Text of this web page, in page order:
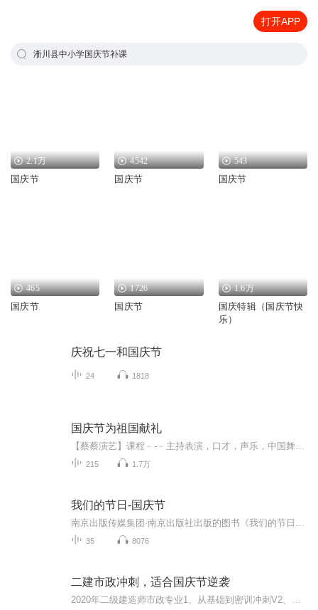
打开APP
淅川县中小学国庆节补课
2.1万
国庆节
4542
国庆节
543
国庆节
465
国庆节
1726
国庆节
1.6万
国庆特辑（国庆节快
乐）
庆祝七一和国庆节
24 1818
国庆节为祖国献礼
215 1.7万
我们的节日-国庆节
35 8076
二建市政冲刺，适合国庆节逆袭